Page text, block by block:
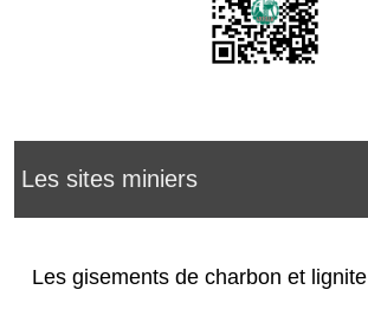
Les sites miniers
Les gisements de charbon et lignite